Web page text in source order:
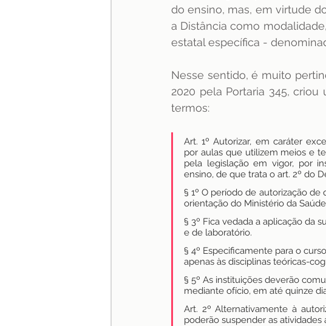
do ensino, mas, em virtude
a Distância como
estatal específica -
Nesse sentido, é muito
2020 pela Portaria 345,
termos:
Art. 1º Autorizar, em caráter
por aulas que utilizem meios e
pela legislação em vigor, por
ensino, de que trata o art. 2º do
§ 1º O período de autorização
orientação do Ministério da
§ 3º Fica vedada a aplicação da
e de laboratório.
§ 4º Especificamente para o
apenas às disciplinas teóricas-
§ 5º As instituições deverão
mediante ofício, em até quinze
Art. 2º Alternativamente à
poderão suspender as